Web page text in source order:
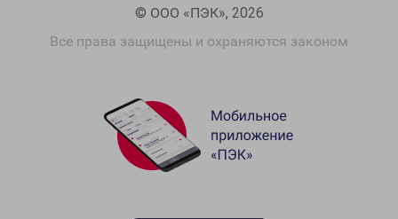
© ООО «ПЭК», 2026
Все права защищены и охраняются законом